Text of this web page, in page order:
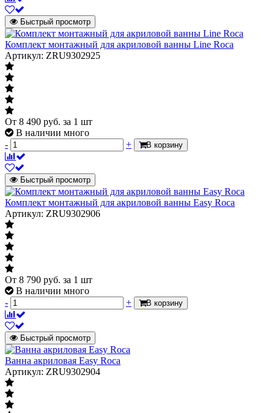
Быстрый просмотр
Комплект монтажный для акриловой ванны Line Roca
Артикул: ZRU9302925
От 8 490 руб. за 1 шт
В наличии много
-
+ В корзину
Быстрый просмотр
Комплект монтажный для акриловой ванны Easy Roca
Артикул: ZRU9302906
От 8 790 руб. за 1 шт
В наличии много
-
+ В корзину
Быстрый просмотр
Ванна акриловая Easy Roca
Артикул: ZRU9302904